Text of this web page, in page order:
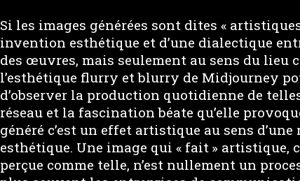
Si les images générées sont dites « artistiques
invention esthétique et d’une dialectique
des œuvres, mais seulement au sens du
l’esthétique flurry et blurry de Midjourney
d’observer la production quotidienne de
réseau et la fascination béate qu’elle
généré c’est un effet artistique au sens
esthétique. Une image qui « fait » artistique,
perçue comme telle, n’est nullement un